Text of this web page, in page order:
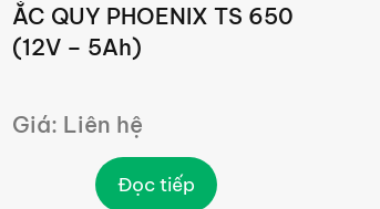
ẮC QUY PHOENIX TS 650
(12V – 5Ah)
Giá: Liên hệ
Đọc tiếp